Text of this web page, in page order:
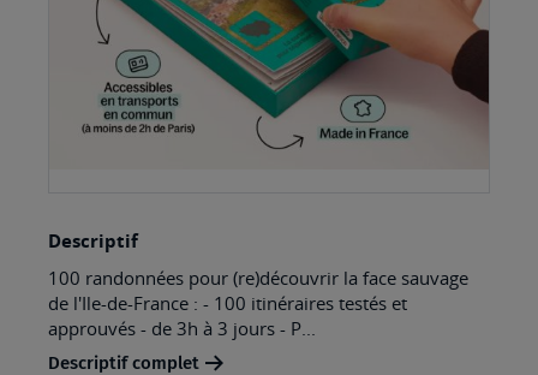
to
the
beginning
of
Descriptif
100 randonnées pour (re)découvrir la face sauvage
de l'Ile-de-France : - 100 itinéraires testés et
approuvés - de 3h à 3 jours - P...
Descriptif complet